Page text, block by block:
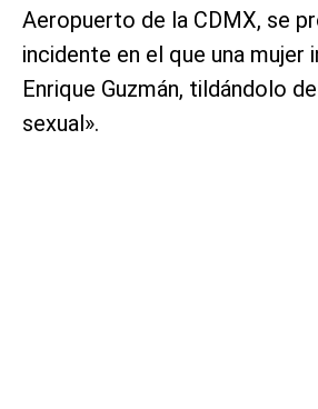
Aeropuerto de la CDMX, se
incidente en el que una mujer
Enrique Guzmán, tildándolo
sexual».